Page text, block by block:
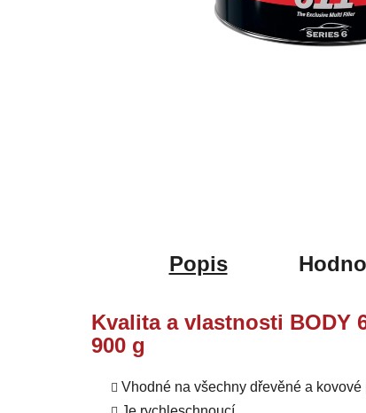
Popis
Kvalita a vlastnosti BODY
900 g
Vhodné na všechny dřevěné a